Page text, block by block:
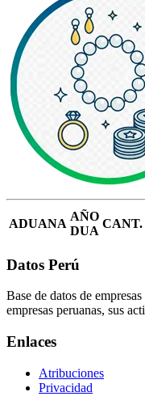
ADUANA
AÑO
DUA
CANT.
Datos Perú
Base de datos de
empresas peruanas, sus
Enlaces
Atribuciones
Privacidad